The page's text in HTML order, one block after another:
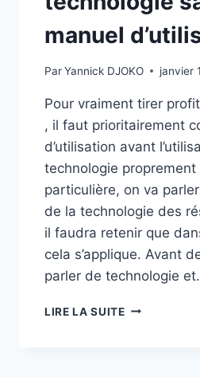
manuel
ParYannick DJOKO janvier
Pour vraiment tirer
, il faut prioritairement
d’utilisation avant
technologie
particulière, on va
de la technologie des
il faudra retenir que
cela s’applique. Avant
parler de technologie
LIRE LA SUITE